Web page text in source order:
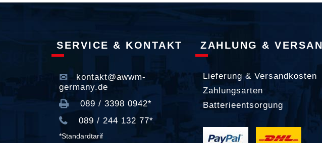
SERVICE & KONTAKT
kontakt@awwm-
germany.de
089 / 3398 0942*
089 / 244 132 77*
*Standardtarif
ZAHLUNG &
Lieferung & Versandkosten
Zahlungsarten
Batterieentsorgung